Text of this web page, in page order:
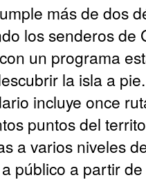
más de dos
los senderos de
un programa
la isla a
incluye once
puntos del
a varios niveles
público a partir